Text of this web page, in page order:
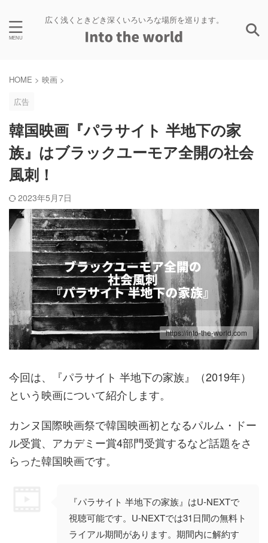
広く浅くときどき深くいろいろな場所を巡ります。
HOME > 映画 >
広告
韓国映画『パラサイト 半地下の家
族』はブラックユーモア全開の社会
風刺！
2023年5月7日
https://into-the-world.com
今回は、『パラサイト 半地下の家族』（2019年）
という映画について紹介します。
カンヌ国際映画祭で韓国映画初となるパルム・ドー
ル受賞、アカデミー賞4部門受賞するなど話題をさ
らった韓国映画です。
『パラサイト 半地下の家族』はU-NEXTで
視聴可能です。U-NEXTでは31日間の無料ト
ライアル期間があります。期間内に解約す